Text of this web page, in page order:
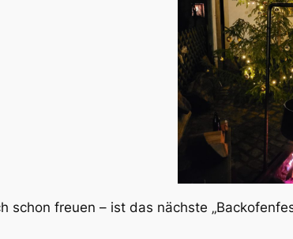
schon freuen – ist das nächste